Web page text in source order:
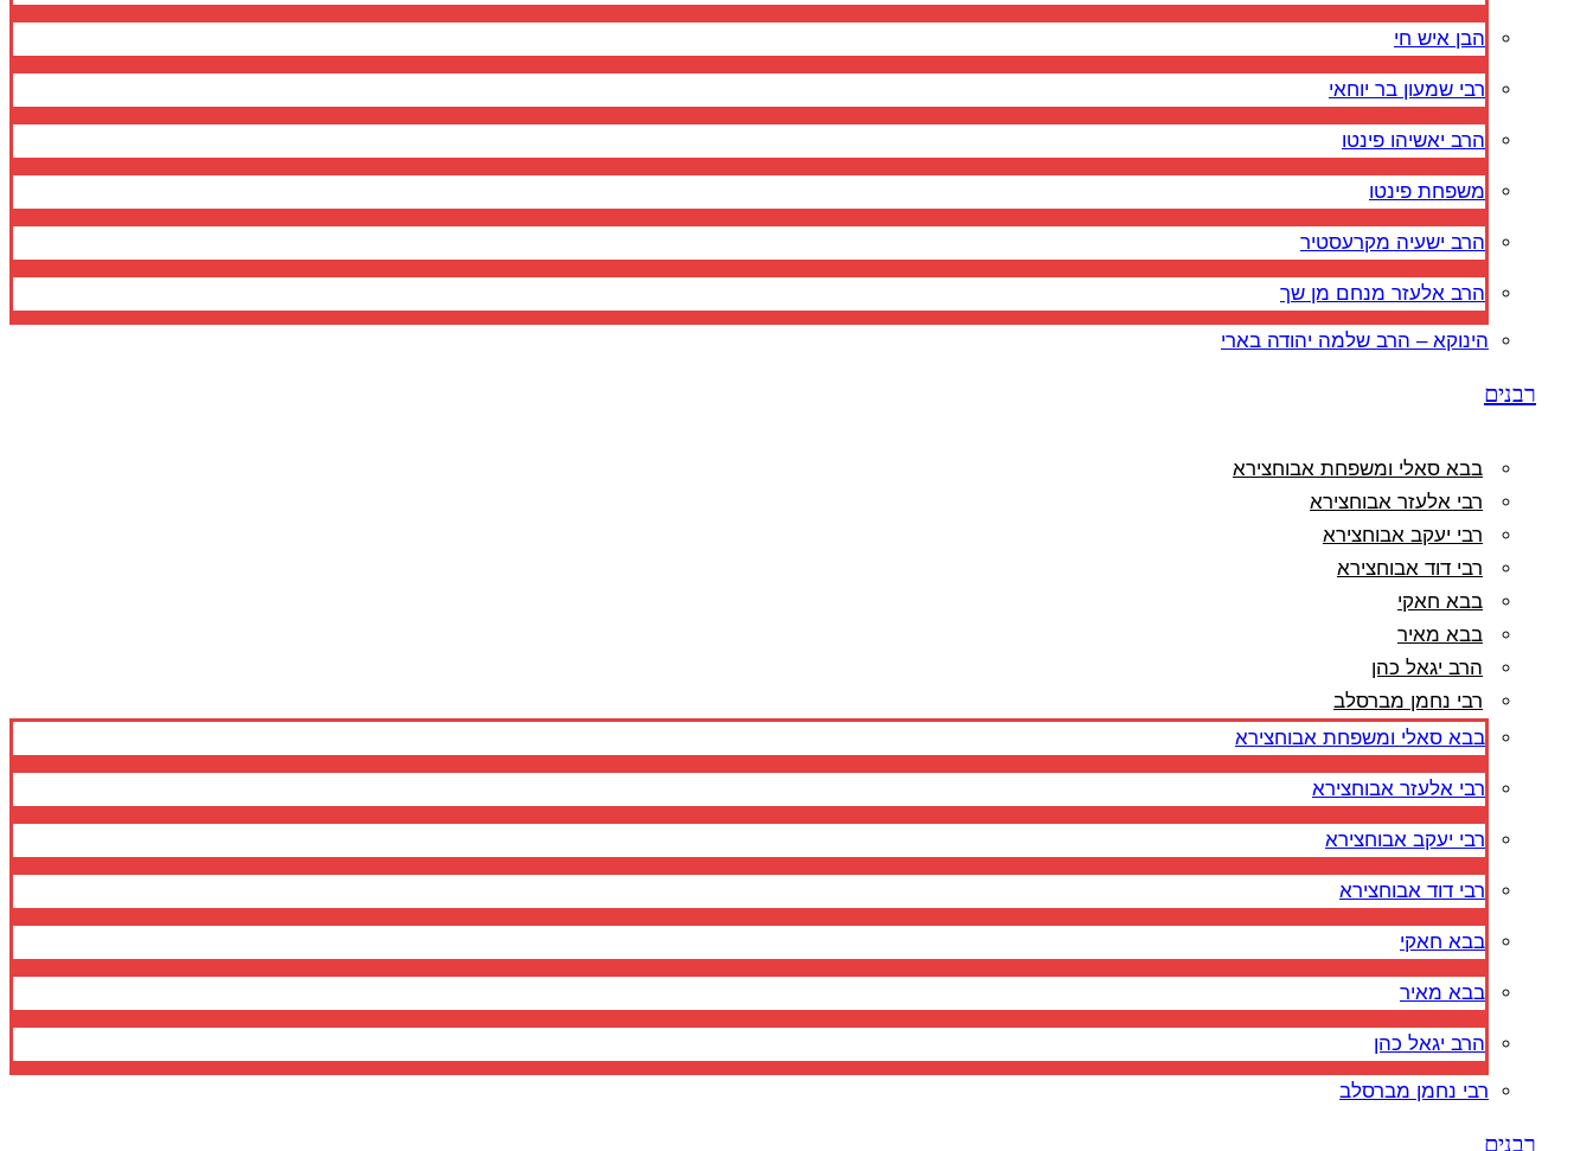
הבן איש חי
רבי שמעון בר יוחאי
הרב יאשיהו פינטו
משפחת פינטו
הרב ישעיה מקרעסטיר
הרב אלעזר מנחם מן שך
הינוקא – הרב שלמה יהודה בארי
רבנים
בבא סאלי ומשפחת אבוחצירא
רבי אלעזר אבוחצירא
רבי יעקב אבוחצירא
רבי דוד אבוחצירא
בבא חאקי
בבא מאיר
הרב יגאל כהן
רבי נחמן מברסלב
בבא סאלי ומשפחת אבוחצירא
רבי אלעזר אבוחצירא
רבי יעקב אבוחצירא
רבי דוד אבוחצירא
בבא חאקי
בבא מאיר
הרב יגאל כהן
רבי נחמן מברסלב
רבנים